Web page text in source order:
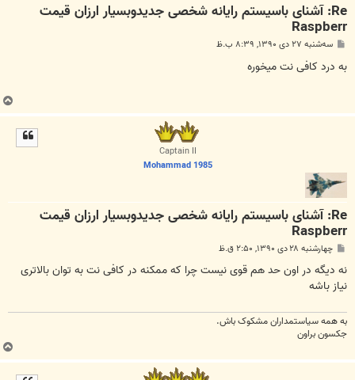
Re: آشنای باسیستم رایانه شخصی جدیدوبسیار ارزان قیمت
Raspberr
ت
سه‌شنبه ۲۷ دی ۱۳۹۰, ۸:۳۹ ب.ظ
به درد کافی نت میخوره
Captain II
Mohammad 1985
Re: آشنای باسیستم رایانه شخصی جدیدوبسیار ارزان قیمت
Raspberr
س
ت
چهارشنبه ۲۸ دی ۱۳۹۰, ۲:۵۰ ق.ظ
نه دیگه در اون حد هم قوی نیست چرا که ممکنه در کافی نت به توان بالاتری
نیاز باشه
به همه سياستمداران مشکوک باش.
جکسون براون